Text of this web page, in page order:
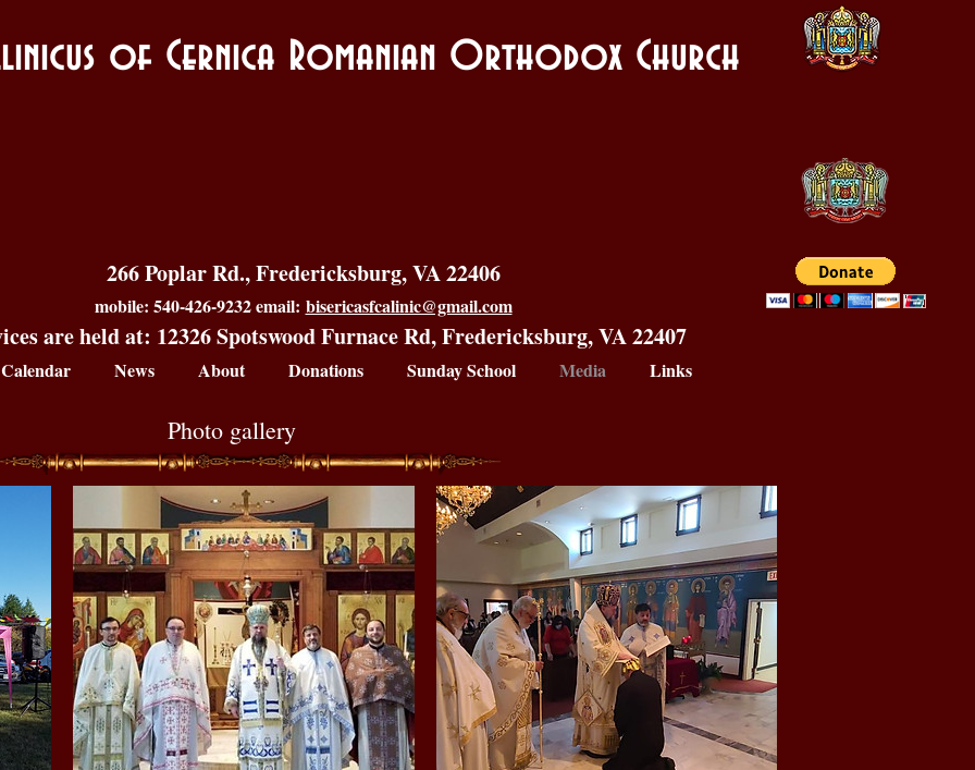
of Cernica Romanian Orthodox Church
266 Poplar Rd., Fredericksburg, VA 22406
mobile: 540-426-9232 email: bisericasfcalinic@gmail.com
are held at: 12326 Spotswood Furnace Rd, Fredericksburg, VA 22407
Calendar News About Donations Sunday School Media Links
Photo gallery